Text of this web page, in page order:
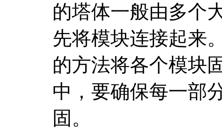
的塔体一般由多个
先将模块连接起来
的方法将各个模块
中，要确保每一部
固。